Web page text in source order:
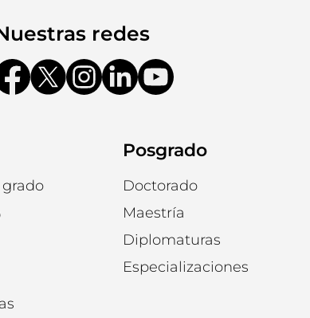
redes
Posgrado
Doctorado
Maestría
Diplomaturas
Especializaciones